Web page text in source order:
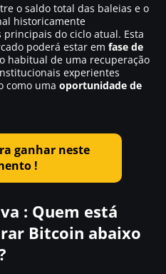
o saldo total das baleias e o
historicamente
do ciclo atual. Esta
poderá estar em fase de
habitual de uma recuperação
experientes
como uma oportunidade de
ganhar neste
!
: Quem está
Bitcoin abaixo